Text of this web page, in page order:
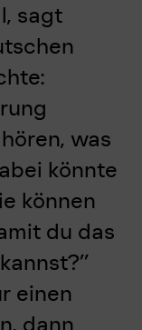
sagt
was
könnte
können
du das
einen
dann